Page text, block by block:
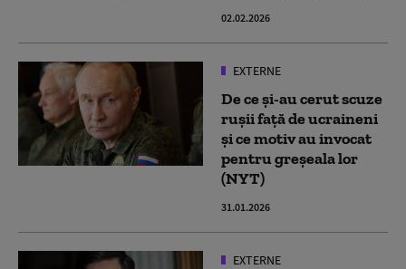
02.02.2026
EXTERNE
De ce și-au cerut scuze
rușii față de ucraineni
și ce motiv au invocat
pentru greșeala lor
(NYT)
31.01.2026
EXTERNE